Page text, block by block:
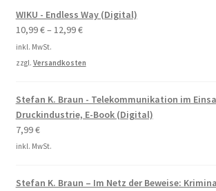
WIKU - Endless Way (Digital)
10,99€– 12,99€
inkl. MwSt.
zzgl. Versandkosten
Stefan K. Braun - Telekommunikation im
Druckindustrie, E-Book (Digital)
7,99€
inkl. MwSt.
Stefan K. Braun – Im Netz der Beweise: